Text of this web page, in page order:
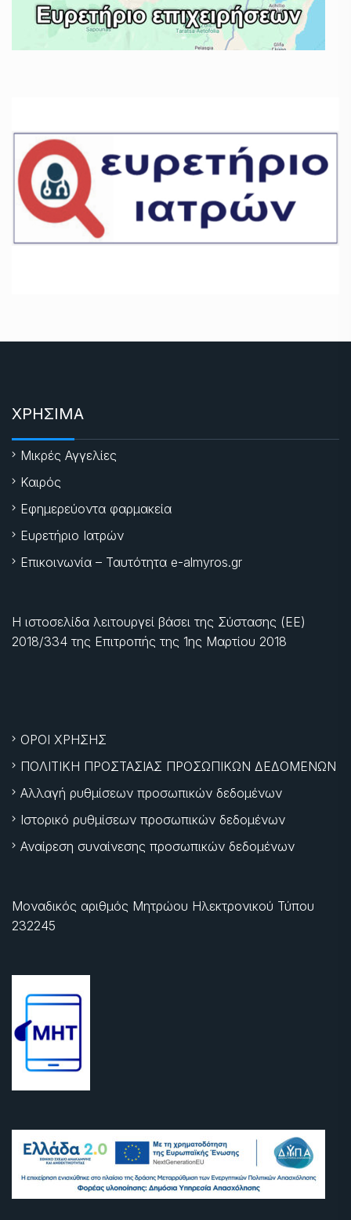
ΧΡΗΣΙΜΑ
Μικρές Αγγελίες
Καιρός
Εφημερεύοντα φαρμακεία
Ευρετήριο Ιατρών
Επικοινωνία – Ταυτότητα e-almyros.gr
Η ιστοσελίδα λειτουργεί βάσει της Σύστασης (ΕΕ)
2018/334 της Επιτροπής της 1ης Μαρτίου 2018
ΟΡΟΙ ΧΡΗΣΗΣ
ΠΟΛΙΤΙΚΗ ΠΡΟΣΤΑΣΙΑΣ ΠΡΟΣΩΠΙΚΩΝ ΔΕΔΟΜΕΝΩΝ
Αλλαγή ρυθμίσεων προσωπικών δεδομένων
Ιστορικό ρυθμίσεων προσωπικών δεδομένων
Αναίρεση συναίνεσης προσωπικών δεδομένων
Μοναδικός αριθμός Μητρώου Ηλεκτρονικού Τύπου
232245